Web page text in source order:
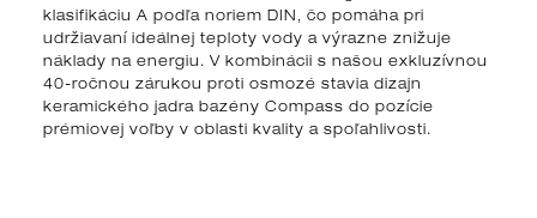
klasifikáciu A podľa noriem DIN, čo pomáha pri
udržiavaní ideálnej teploty vody a výrazne znižuje
náklady na energiu. V kombinácii s našou exkluzívnou
40-ročnou zárukou proti osmozé stavia dizajn
keramického jadra bazény Compass do pozície
prémiovej voľby v oblasti kvality a spoľahlivosti.